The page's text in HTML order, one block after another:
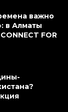
важно
в Алматы
FOR